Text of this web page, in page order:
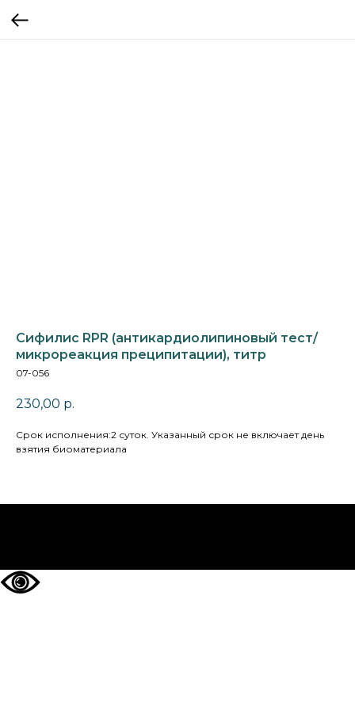
Сифилис RPR (антикардиолипиновый тест/
микрореакция преципитации), титр
07-056
230,00 р.
Cрок исполнения:2 суток. Указанный срок не включает день
взятия биоматериала